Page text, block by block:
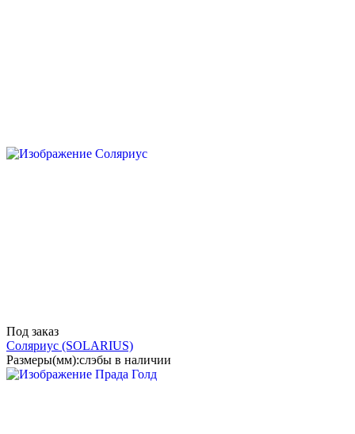
Под заказ
Соляриус (SOLARIUS)
Размеры(мм):слэбы в наличии